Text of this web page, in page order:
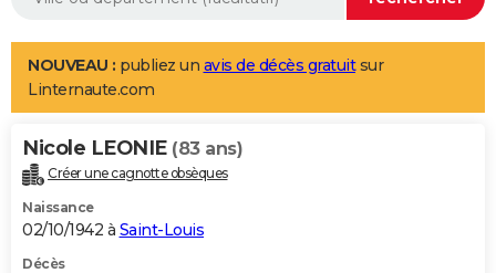
Aménagement intérieur
LIFESTYLE
Art de vivre
Bien-être
Loisirs
Mode
Modes de vie
Alimentation
Guide de la santé
Maladies
Médicaments
Sommeil
VOYAGE
Destinations
City break
Voyage nature
Voyage de noces
Forum
Climat
+PHOTO
GUIDES D'ACHAT
NOUVEAU : publiez un avis de décès gratuitsur
Linternaute.com
Nicole LEONIE (83 ans)
Créer une cagnotte obsèques
Naissance
02/10/1942 à Saint-Louis
Décès